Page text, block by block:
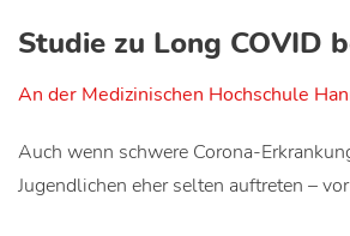
Studie zu Long COVID
An der Medizinischen Hochschule
Auch wenn schwere Corona-
Jugendlichen eher selten auftreten –